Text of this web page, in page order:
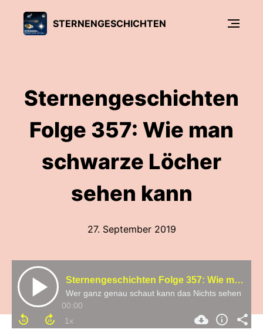
STERNENGESCHICHTEN
Sternengeschichten
Folge 357: Wie man
schwarze Löcher
sehen kann
27. September 2019
Sternengeschichten Folge 357: Wie man schwarze Löcher sehen kann
Wer ganz genau schaut kann das Nichts sehen
00:00